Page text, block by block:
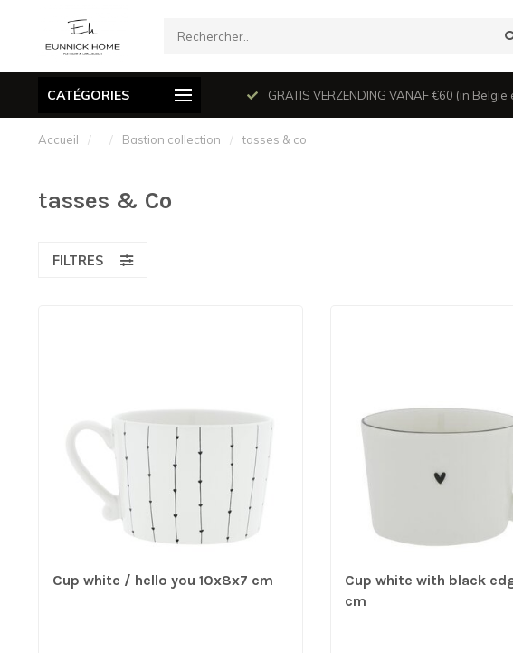
CATÉGORIES
le dimanche en juillet et août. GRATIS VERZENDING VANAF €60 (in
Accueil / / Bastion collection / tasses & co
tasses & Co
FILTRES
Cup white / hello you 10x8x7 cm
Cup white with black
cm